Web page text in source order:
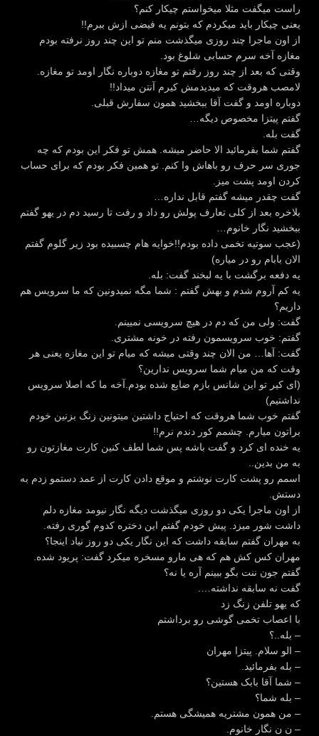
راست میگفت مثلا میخواستم چیکار کنم؟
یعنی چیکار باید میکردم که بتونم یه فیضی ازش ببرم!!
از اون ماجرا چند روزی میگذشت منم تو این چند روز نرفته بودم
مغازه آخه سرم حسابی شلوغ بود.
وقتی که بعد از چند روز رفتم تو مغازه دوباره نگار اومد تو مغازه.
لامصب هروقت که میدیدمش کیرم آنتن میداد!!
دوباره اومد و گفت آقا ببخشید همون سفارش قبلی.
گفتم پیتزا مخصوص دیگه…
گفت بله.
گفتم شما بفرمائید الا حاضر میشه. همش تو فکر این بودم که چه
جوری سر حرف رو باهاش وا کنم. تو همین فکر بودم که برای حساب
کردن اومد پشت میز.
گفت چقدر میشه گفتم قابل نداره…
بلاخره بعد از کلی تعارف پولش رو داد و رفت تا رسید دم در یهو گفتم
ببخشید نگار خانوم…
(عجب سوتیه تخمی داده بودم!!خوایه هام چسبیده بود زیر گلوم گفتم
الان بابام رو در میاره)
یه دفعه برگشت با یه لبخند گفت: بله.
یه کم آروم شدم و بهش گفتم : شما مگه نمیدونین که ما سرویس هم
داریم؟
گفت: ولی من که دم در هیچ سرویسی نمیینم.
گفتم: خوب سرویسمون رفته در خونه مشتری.
گفت: آها… من الان چند وقتی میشه که میام تو این مغازه یعنی هر
وقت که من میام شما سرویس ندارین؟
(ای کیر تو این شانس بازم ضایع شده بودم.آخه ما که اصلا سرویس
نداشتیم)
گفتم خوب شما هروقت که احتیاج داشتین میتونین زنگ بزنین خودم
براتون میارم. چشمم کور دندم نرم!!
یه خنده ای کرد و گفت باشه پس شما لطف کنین کارت مغازتون رو
به من بدین..
اسمم رو پشت کارت نوشتم و موقع دادن کارت از عمد دستمو زدم به
دستش.
از اون ماجرا یکی دو روزی میگذشت دیگه نگار نیومد مغازه دلم
داشت شور میزد. پیش خودم گفتم این دختره کدوم گوری رفته.
به مهران گفتم سابقه داشت که این نگار یکی دو روز نیاد اینجا؟
مهران کس کش هم که هی مارو مسخره میکرد گفت: پریود شده.
گفتم جون ننت بگو ببینم آره یا نه؟
گفت نه سابقه نداشته….
که یهو تلفن زنگ زد
با اعصاب تخمی گوشی رو برداشتم
– بله..؟
– الو سلام. پیتزا مهران
– بله بفرمائید.
– شما آقا بابک هستین؟
– بله شما؟
– من همون مشتریه همیشگی هستم.
– ن ن نگار خانوم.